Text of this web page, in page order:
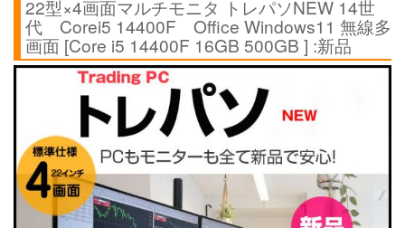
22型×4画面マルチモニタ トレパソNEW 14世
代 Corei5 14400F Office Windows11 無線多
画面 [Core i5 14400F 16GB 500GB ] :新品